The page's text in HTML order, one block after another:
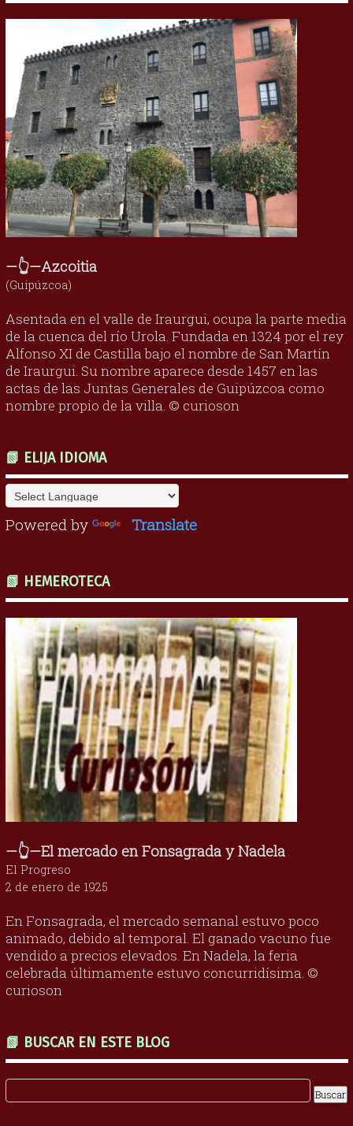
—👆—Azcoitia
(Guipúzcoa)
Asentada en el valle de Iraurgui, ocupa la parte media
de la cuenca del río Urola. Fundada en 1324 por el rey
Alfonso XI de Castilla bajo el nombre de San Martín
de Iraurgui. Su nombre aparece desde 1457 en las
actas de las Juntas Generales de Guipúzcoa como
nombre propio de la villa. © curioson
📗 ELIJA IDIOMA
Powered by Translate
📗 HEMEROTECA
—👆—El mercado en Fonsagrada y Nadela
El Progreso
2 de enero de 1925
En Fonsagrada, el mercado semanal estuvo poco
animado, debido al temporal. El ganado vacuno fue
vendido a precios elevados. En Nadela, la feria
celebrada últimamente estuvo concurridísima. ©
curioson
📗 BUSCAR EN ESTE BLOG